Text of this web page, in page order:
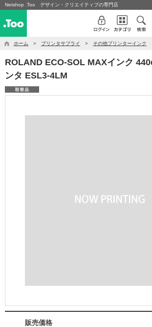
Netshop .Too デザイン・クリエイティブの専門店
ホーム > プリンタサプライ > その他プリンターインク
ROLAND ECO-SOL MAXインク
ンタ ESL3-4LM
販売価格